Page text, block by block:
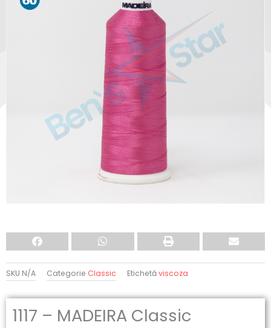
SKU N/A Categorie Classic Etichetăviscoza
1117 – MADEIRA Classic